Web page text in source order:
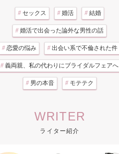
# セックス # 婚活 # 結婚
# 婚活で出会った論外な男性の話
# 恋愛の悩み # 出会い系で不倫された件
# 義両親、私の代わりにブライダルフェアへ
# 男の本音 # モテテク
WRITER
ライター紹介